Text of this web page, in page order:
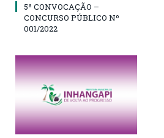
5ª CONVOCAÇÃO –
CONCURSO PÚBLICO Nº
001/2022